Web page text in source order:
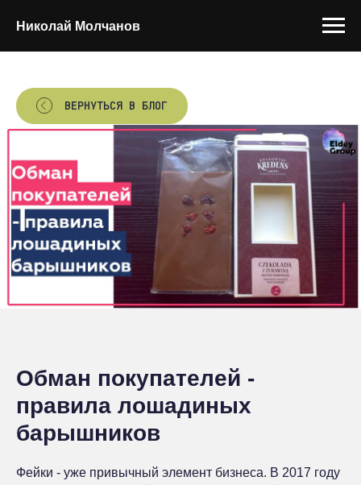
Николай Молчанов
ВЕРНУТЬСЯ В БЛОГ
Обман покупателей -
правила лошадиных
барышников
Фейки - уже привычный элемент бизнеса. В 2017 году